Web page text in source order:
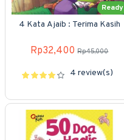
Ready
4 Kata Ajaib : Terima Kasih
Rp32,400 Rp45,000
4 review(s)